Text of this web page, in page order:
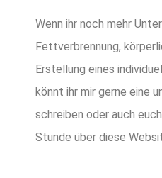
Wenn ihr noch mehr
Fettverbrennung,
Erstellung eines
könnt ihr mir gerne eine
schreiben oder auch
Stunde über diese